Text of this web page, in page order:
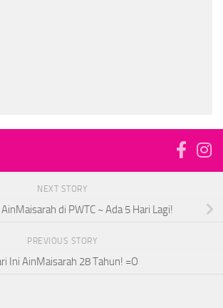
NEXT STORY
di PWTC ~ Ada 5 Hari Lagi!
PREVIOUS STORY
Ini AinMaisarah 28 Tahun! =O